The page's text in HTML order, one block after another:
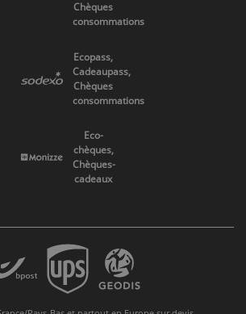
Chèques
consommations
Ecopass,
Cadeaupass,
Chèques
consommations
Eco-
chèques,
Chèques-
cadeaux